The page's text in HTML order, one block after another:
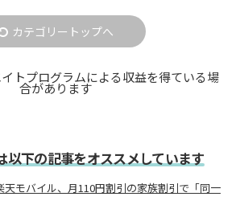
カテゴリートップへ
トプログラムによる収益を得ている場
合があります
以下の記事をオススメしています
天モバイル、月110円割引の家族割引で「同一